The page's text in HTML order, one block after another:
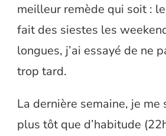
meilleur remède qui soit : le
fait des siestes les
longues, j’ai essayé de ne
trop tard.
La dernière semaine, je me
plus tôt que d’habitude